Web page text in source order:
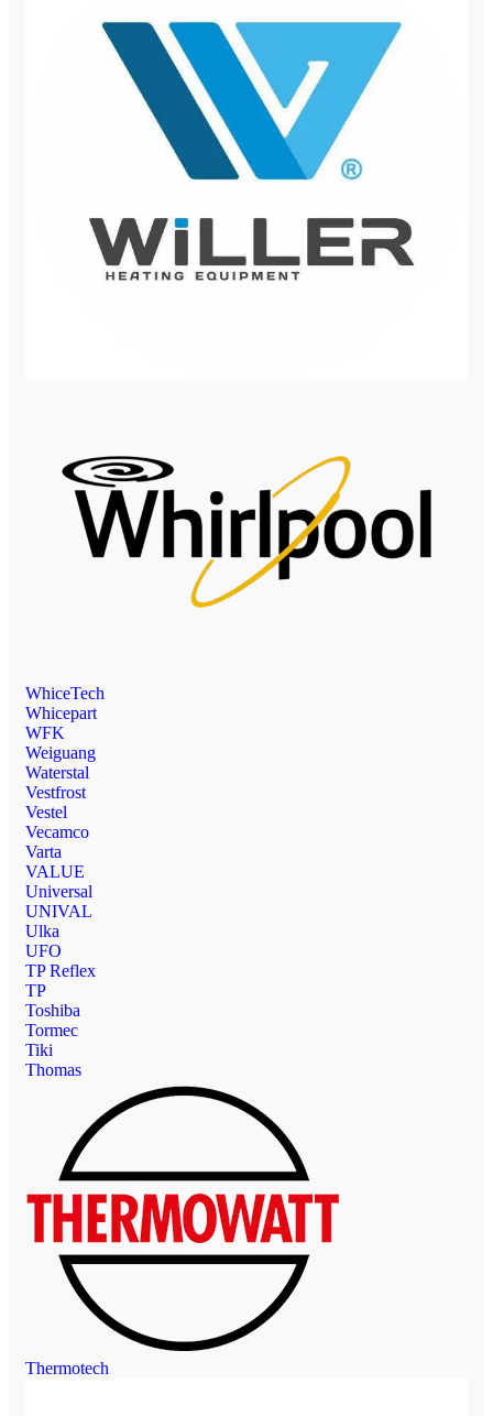
WhiceTech
Whicepart
WFK
Weiguang
Waterstal
Vestfrost
Vestel
Vecamco
Varta
VALUE
Universal
UNIVAL
Ulka
UFO
TP Reflex
TP
Toshiba
Tormec
Tiki
Thomas
Thermotech